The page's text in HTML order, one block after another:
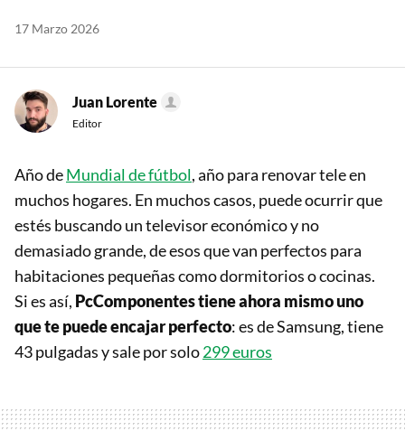
17 Marzo 2026
Juan Lorente
Editor
Año deMundial de fútbol, año para renovar tele en
muchos hogares. En muchos casos, puede ocurrir que
estés buscando un televisor económico y no
demasiado grande, de esos que van perfectos para
habitaciones pequeñas como dormitorios o cocinas.
Si es así, PcComponentes tiene ahora mismo uno
que te puede encajar perfecto: es de Samsung, tiene
43 pulgadas y sale por solo299 euros